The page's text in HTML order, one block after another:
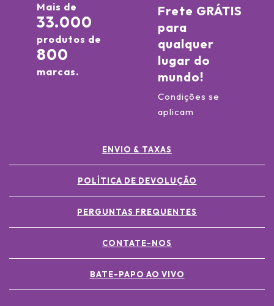
Mais de
33.000
produtos de
800
marcas.
Frete GRÁTIS
para
qualquer
lugar do
mundo!
Condições se
aplicam
ENVIO & TAXAS
POLÍTICA DE DEVOLUÇÃO
PERGUNTAS FREQUENTES
CONTATE-NOS
BATE-PAPO AO VIVO